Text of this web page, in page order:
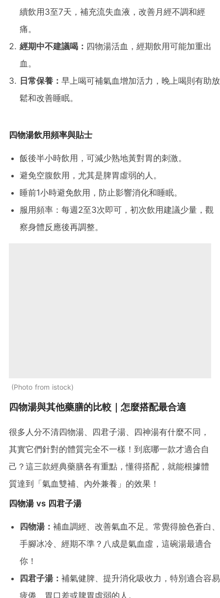
續飲用3至7天，補充流失血液，改善月經不調和經
痛。
經期中不建議喝： 四物湯活血，經期飲用可能加重出
血。
日常保養： 早上喝可補氣血增加活力，晚上喝則有助放
鬆和改善睡眠。
四物湯飲用頻率與貼士
飯後半小時飲用，可減少熟地黃對胃的刺激。
避免空腹飲用，尤其是脾胃虛弱的人。
睡前1小時避免飲用，防止影響消化和睡眠。
服用頻率：每週2至3次即可，初次飲用建議少量，觀
察身體反應後再調整。
Photo from istock
四物湯與其他藥膳的比較｜怎麼搭配最合適
很多人分不清四物湯、四君子湯、四神湯有什麼不同，
其實它們針對的體質完全不一樣！到底哪一款才適合自
己？這三款經典藥膳各有重點，懂得搭配，就能根據體
質達到「氣血雙補、內外兼養」的效果！
四物湯 vs 四君子湯
四物湯： 補血調經、改善氣血不足。常覺得臉色蒼白、
手腳冰冷、經期不準？八成是氣血虛，這碗湯最適合
你！
四君子湯： 補氣健脾、提升消化吸收力，特別適合容易
疲倦、胃口差或脾胃虛弱的人。